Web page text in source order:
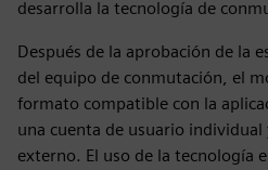
desarrolla la tecnología de
Después de la aprobación de la
del equipo de conmutación, el
formato compatible con la
una cuenta de usuario
externo. El uso de la tecnología